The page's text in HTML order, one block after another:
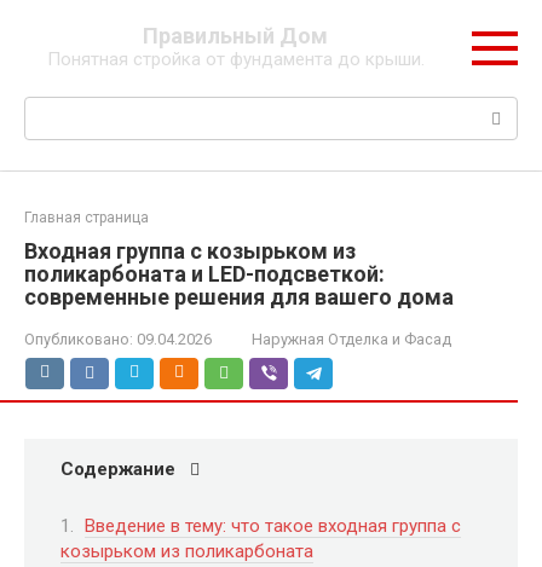
контенту
Правильный Дом
Понятная стройка от фундамента до крыши.
Поиск:
Главная страница
Входная группа с козырьком из
поликарбоната и LED-подсветкой:
современные решения для вашего дома
Опубликовано: 09.04.2026 Наружная Отделка и Фасад
Содержание
Введение в тему: что такое входная группа с
козырьком из поликарбоната